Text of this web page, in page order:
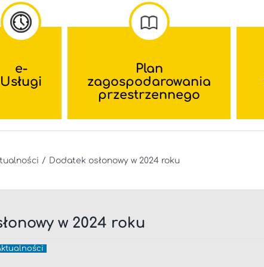
e-
Usługi
Plan
zagospodarowania
przestrzennego
Dodatek osłonowy w 2024 roku
w 2024 roku